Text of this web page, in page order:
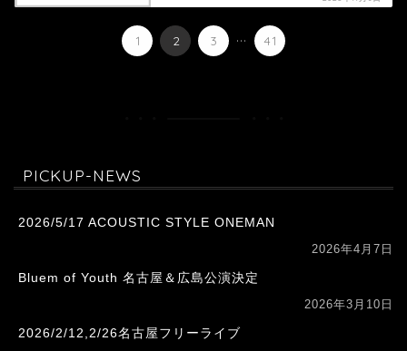
1 2 3 ... 41
PICKUP-NEWS
2026/5/17 ACOUSTIC STYLE ONEMAN
2026年4月7日
Bluem of Youth 名古屋＆広島公演決定
2026年3月10日
2026/2/12,2/26名古屋フリーライブ